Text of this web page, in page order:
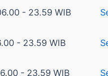
- 23.59 WIB
- 23.59 WIB
- 23.59 WIB